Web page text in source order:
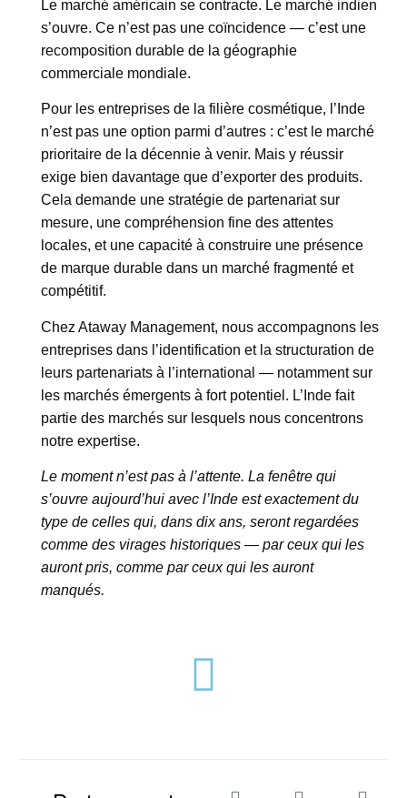
Le marché américain se contracte. Le marché indien
s’ouvre. Ce n’est pas une coïncidence — c’est une
recomposition durable de la géographie
commerciale mondiale.
Pour les entreprises de la filière cosmétique, l’Inde
n’est pas une option parmi d’autres : c’est le marché
prioritaire de la décennie à venir. Mais y réussir
exige bien davantage que d’exporter des produits.
Cela demande une stratégie de partenariat sur
mesure, une compréhension fine des attentes
locales, et une capacité à construire une présence
de marque durable dans un marché fragmenté et
compétitif.
Chez Ataway Management, nous accompagnons les
entreprises dans l’identification et la structuration de
leurs partenariats à l’international — notamment sur
les marchés émergents à fort potentiel. L’Inde fait
partie des marchés sur lesquels nous concentrons
notre expertise.
Le moment n’est pas à l’attente. La fenêtre qui
s’ouvre aujourd’hui avec l’Inde est exactement du
type de celles qui, dans dix ans, seront regardées
comme des virages historiques — par ceux qui les
auront pris, comme par ceux qui les auront
manqués.